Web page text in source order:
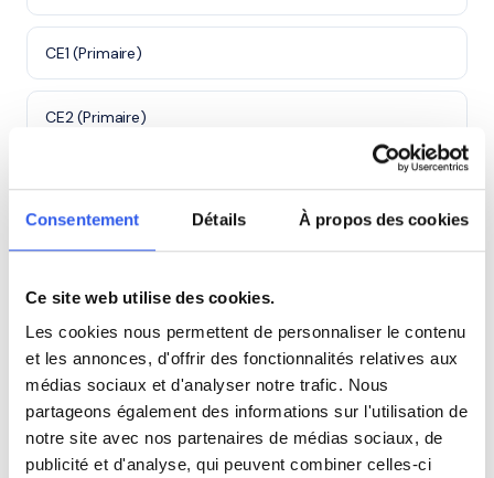
Consentement Détails À propos des cookies
Ce site web utilise des cookies.
Les cookies nous permettent de personnaliser le contenu
et les annonces, d'offrir des fonctionnalités relatives aux
médias sociaux et d'analyser notre trafic. Nous
partageons également des informations sur l'utilisation de
notre site avec nos partenaires de médias sociaux, de
publicité et d'analyse, qui peuvent combiner celles-ci
CE1 (Primaire)
CE2 (Primaire)
CM2 (Primaire)
6ème (Collège)
5ème (Collège)
4ème (Collège)